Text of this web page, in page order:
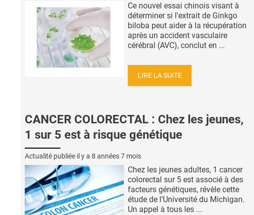
Ce nouvel essai chinois visant à
déterminer si l'extrait de Ginkgo
biloba peut aider à la récupération
après un accident vasculaire
cérébral (AVC), conclut en ...
LIRE LA SUITE
CANCER COLORECTAL : Chez les jeunes,
1 sur 5 est à risque génétique
Actualité publiée il y a 8 années 7 mois
Chez les jeunes adultes, 1 cancer
colorectal sur 5 est associé à des
facteurs génétiques, révèle cette
étude de l’Université du Michigan.
Un appel à tous les ...